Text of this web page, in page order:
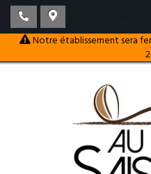
Notre établissement sera